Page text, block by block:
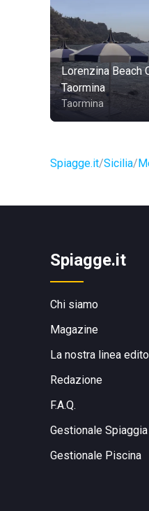
Lorenzina Beach
Taormina
Taormina
Spiagge.it Sicilia
Spiagge.it
Chi siamo
Magazine
La nostra linea
Redazione
F.A.Q.
Gestionale Spiaggia
Gestionale Piscina